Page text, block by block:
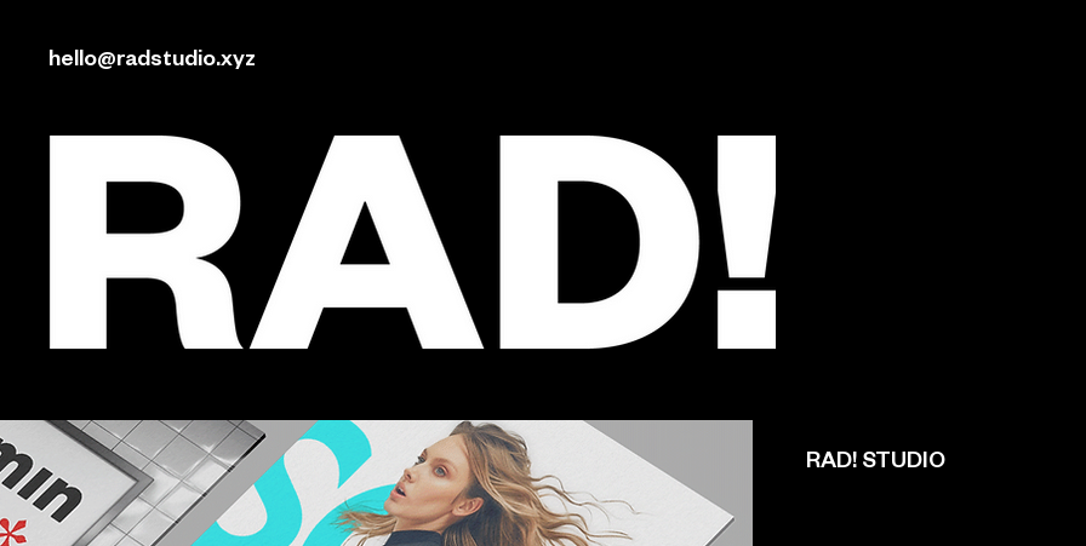
hello@radstudio.xyz
RAD! STUDIO